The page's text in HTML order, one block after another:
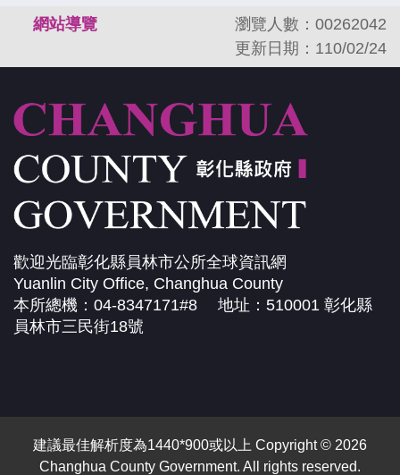
網站導覽
瀏覽人數：00262042
更新日期：110/02/24
歡迎光臨彰化縣員林市公所全球資訊網
Yuanlin City Office, Changhua County
本所總機：04-8347171#8 地址：510001 彰化縣
員林市三民街18號
建議最佳解析度為1440*900或以上 Copyright © 2026
Changhua County Government. All rights reserved.